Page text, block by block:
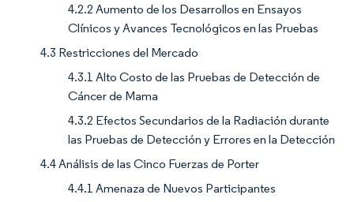
4.2.2 Aumento de los Desarrollos en Ensayos
Clínicos y Avances Tecnológicos en las Pruebas
4.3 Restricciones del Mercado
4.3.1 Alto Costo de las Pruebas de Detección de
Cáncer de Mama
4.3.2 Efectos Secundarios de la Radiación durante
las Pruebas de Detección y Errores en la Detección
4.4 Análisis de las Cinco Fuerzas de Porter
4.4.1 Amenaza de Nuevos Participantes